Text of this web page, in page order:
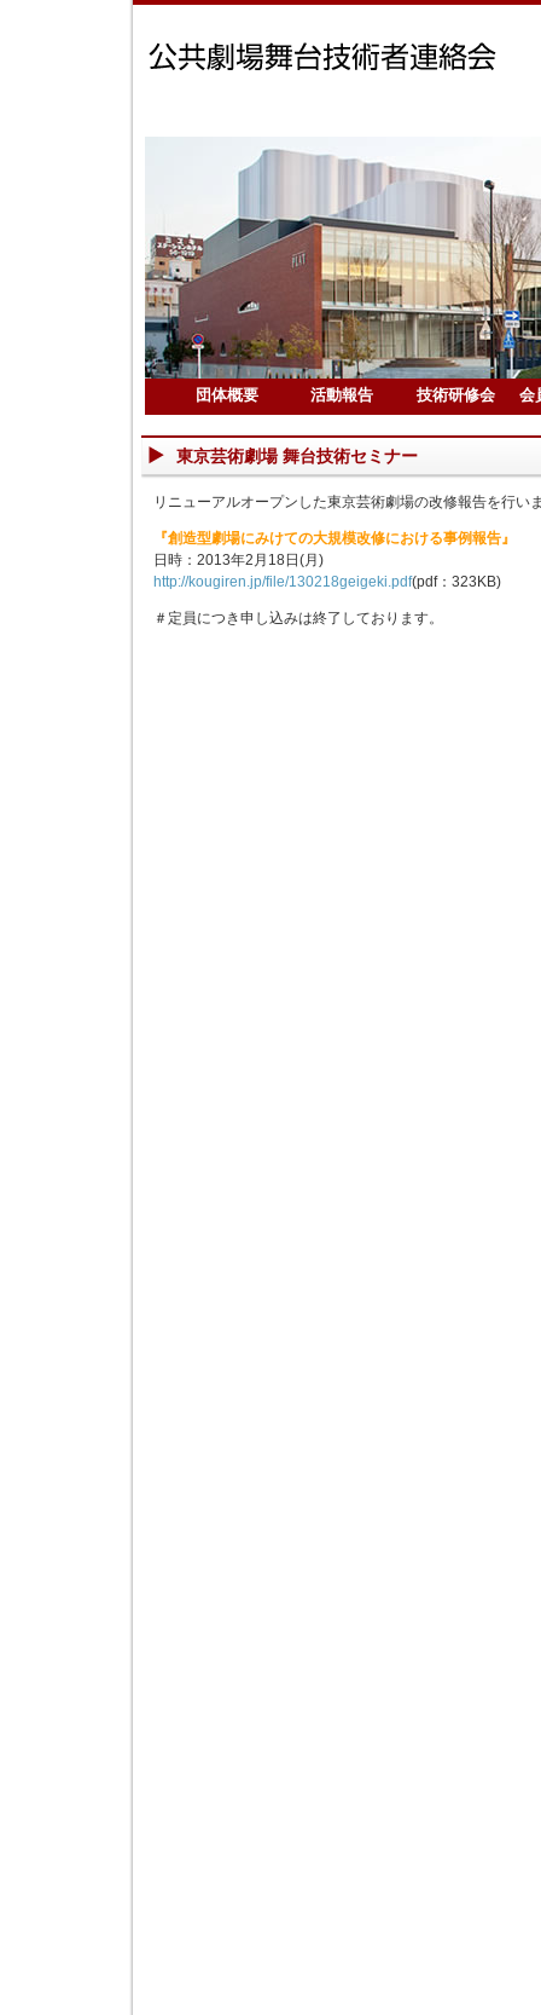
団体概要 活動報告 技術研修会 会
東京芸術劇場 舞台技術セミナー
リニューアルオープンした東京芸術劇場の改修報告を行い
『創造型劇場にみけての大規模改修における事例報告』
日時：2013年2月18日(月)
http://kougiren.jp/file/130218geigeki.pdf(pdf：323KB)
＃定員につき申し込みは終了しております。